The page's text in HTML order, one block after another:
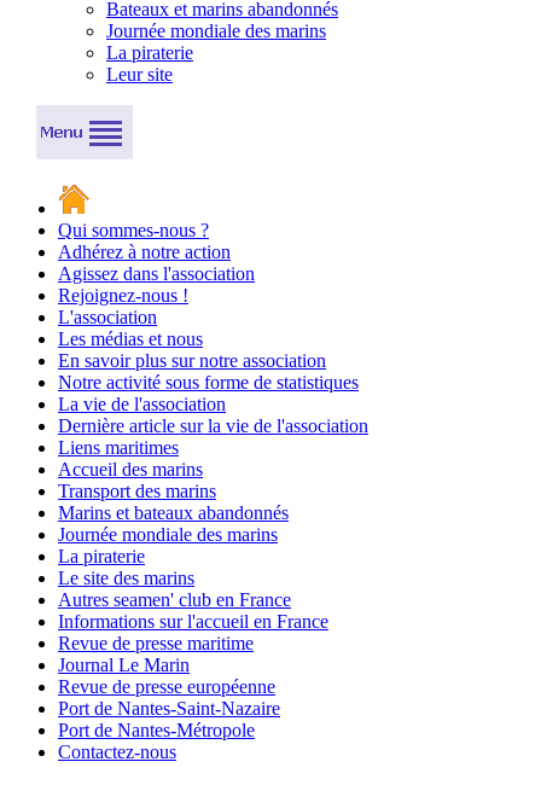
Bateaux et marins abandonnés
Journée mondiale des marins
La piraterie
Leur site
Qui sommes-nous ?
Adhérez à notre action
Agissez dans l'association
Rejoignez-nous !
L'association
Les médias et nous
En savoir plus sur notre association
Notre activité sous forme de statistiques
La vie de l'association
Dernière article sur la vie de l'association
Liens maritimes
Accueil des marins
Transport des marins
Marins et bateaux abandonnés
Journée mondiale des marins
La piraterie
Le site des marins
Autres seamen' club en France
Informations sur l'accueil en France
Revue de presse maritime
Journal Le Marin
Revue de presse européenne
Port de Nantes-Saint-Nazaire
Port de Nantes-Métropole
Contactez-nous